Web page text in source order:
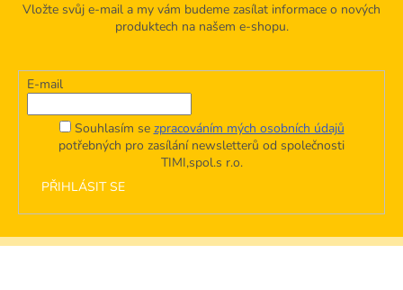
Vložte svůj e-mail a my vám budeme zasílat informace o nových
produktech na našem e-shopu.
E-mail
Souhlasím se zpracováním mých osobních údajů
potřebných pro zasílání newsletterů od společnosti
TIMI,spol.s r.o.
PŘIHLÁSIT SE
Z